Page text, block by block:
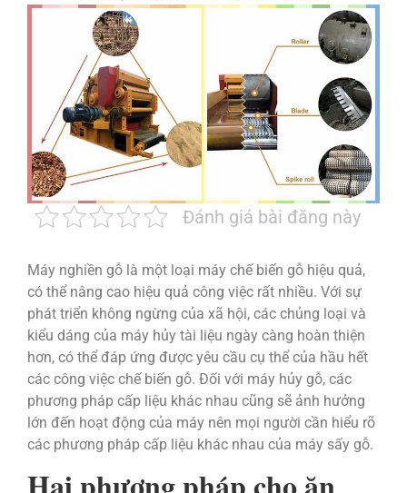
Đánh giá bài đăng này
Máy nghiền gỗ là một loại máy chế biến gỗ hiệu quả,
có thể nâng cao hiệu quả công việc rất nhiều. Với sự
phát triển không ngừng của xã hội, các chủng loại và
kiểu dáng của máy hủy tài liệu ngày càng hoàn thiện
hơn, có thể đáp ứng được yêu cầu cụ thể của hầu hết
các công việc chế biến gỗ. Đối với máy hủy gỗ, các
phương pháp cấp liệu khác nhau cũng sẽ ảnh hưởng
lớn đến hoạt động của máy nên mọi người cần hiểu rõ
các phương pháp cấp liệu khác nhau của máy sấy gỗ.